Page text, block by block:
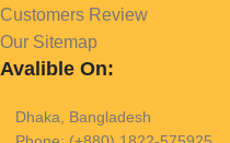
Customers Review
Our Sitemap
Avalible On:
Dhaka, Bangladesh